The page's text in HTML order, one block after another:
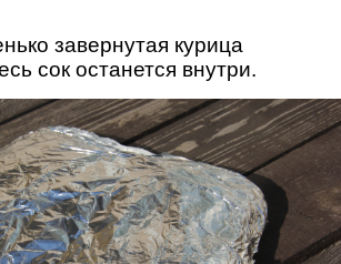
завернутая курица
сок останется внутри.